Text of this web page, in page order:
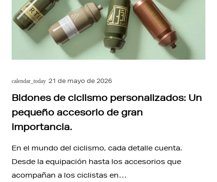
calendar_today 21 de mayo de 2026
Bidones de ciclismo personalizados: Un
pequeño accesorio de gran
importancia.
En el mundo del ciclismo, cada detalle cuenta.
Desde la equipación hasta los accesorios que
acompañan a los ciclistas en…